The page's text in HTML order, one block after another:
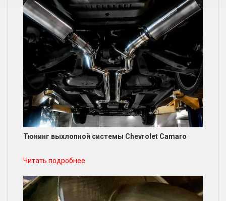
Тюнинг выхлопной системы Chevrolet Camaro
Читать подробнее